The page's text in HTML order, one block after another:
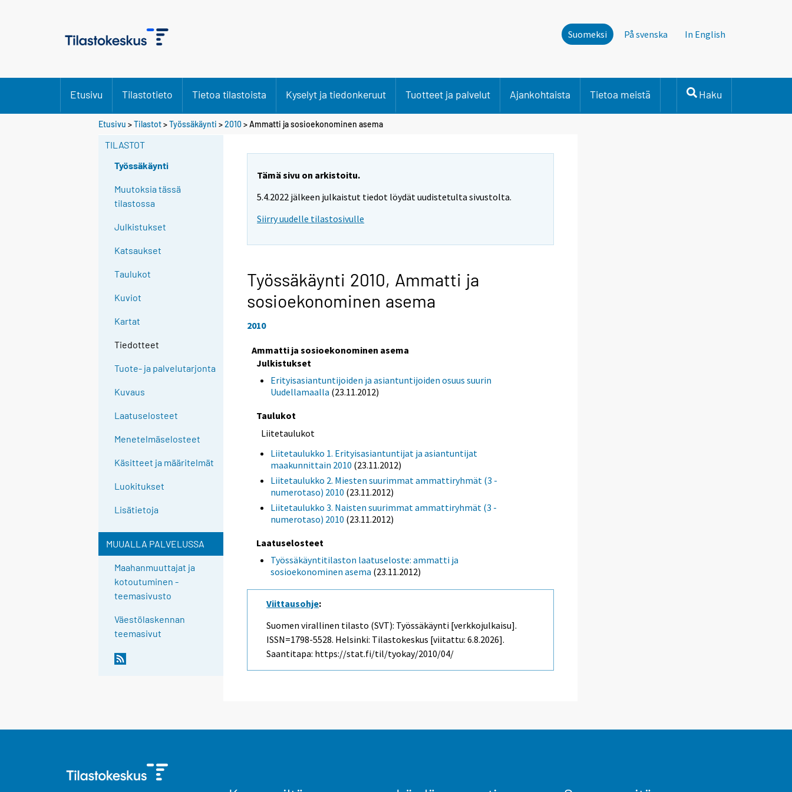
Suomeksi På svenska In English
Etusivu Tilastotieto Tietoa tilastoista Kyselyt ja tiedonkeruut Tuotteet ja palvelut Ajankohtaista Tietoa meistä Haku
Etusivu >Tilastot>Työssäkäynti >2010 >Ammatti ja sosioekonominen asema
TILASTOT
Työssäkäynti
Muutoksia tässä
tilastossa
Julkistukset
Katsaukset
Taulukot
Kuviot
Kartat
Tiedotteet
Tuote- ja palvelutarjonta
Kuvaus
Laatuselosteet
Menetelmäselosteet
Käsitteet ja määritelmät
Luokitukset
Lisätietoja
MUUALLA PALVELUSSA
Maahanmuuttajat ja
kotoutuminen -
teemasivusto
Väestölaskennan
teemasivut
Tämä sivu on arkistoitu.
5.4.2022 jälkeen julkaistut tiedot löydät uudistetulta sivustolta.
Siirry uudelle tilastosivulle
Työssäkäynti 2010, Ammatti ja
sosioekonominen asema
2010
Ammatti ja sosioekonominen asema
Julkistukset
Erityisasiantuntijoiden ja asiantuntijoiden osuus suurin
Uudellamaalla (23.11.2012)
Taulukot
Liitetaulukot
Liitetaulukko 1. Erityisasiantuntijat ja asiantuntijat
maakunnittain 2010 (23.11.2012)
Liitetaulukko 2. Miesten suurimmat ammattiryhmät (3 -
numerotaso) 2010 (23.11.2012)
Liitetaulukko 3. Naisten suurimmat ammattiryhmät (3 -
numerotaso) 2010 (23.11.2012)
Laatuselosteet
Työssäkäyntitilaston laatuseloste: ammatti ja
sosioekonominen asema (23.11.2012)
Viittausohje:
Suomen virallinen tilasto (SVT): Työssäkäynti [verkkojulkaisu].
ISSN=1798-5528. Helsinki: Tilastokeskus [viitattu: 6.8.2026].
Saantitapa: https://stat.fi/til/tyokay/2010/04/